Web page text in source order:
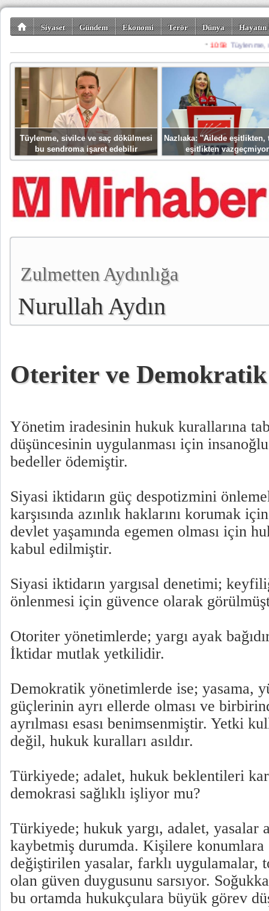
Siyaset Gündem Ekonomi Terör Dünya
Spor Misafir
Tüylenme, sivilce ve saç dökülmesi
bu sendroma işaret edebilir
Nazlıaka: ''Ailede eşitlikten,
eşitlikten
Zulmetten Aydınlığa
Nurullah Aydın
Oteriter ve
Yönetim iradesinin hukuk kurallarına
düşüncesinin uygulanması için
bedeller ödemiştir.
Siyasi iktidarın güç despotizmini
karşısında azınlık haklarını korumak
devlet yaşamında egemen olması için
kabul edilmiştir.
Siyasi iktidarın yargısal denetimi;
önlenmesi için güvence olarak
Otoriter yönetimlerde; yargı ayak
İktidar mutlak yetkilidir.
Demokratik yönetimlerde ise; yasama,
güçlerinin ayrı ellerde olması ve
ayrılması esası benimsenmiştir. Yetki
değil, hukuk kuralları asıldır.
Türkiyede; adalet, hukuk beklentileri
demokrasi sağlıklı işliyor mu?
Türkiyede; hukuk yargı, adalet, yasalar
kaybetmiş durumda. Kişilere konumlara
değiştirilen yasalar, farklı uygulamalar,
olan güven duygusunu sarsıyor.
bu ortamda hukukçulara büyük görev